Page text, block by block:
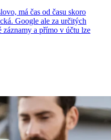
má čas od času skoro
Google ale za určitých
záznamy a přímo v účtu lze